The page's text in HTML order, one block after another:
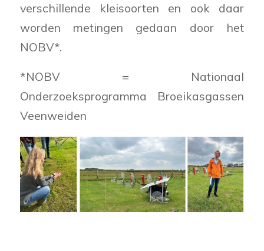
verschillende kleisoorten en ook daar
worden metingen gedaan door het
NOBV*.
*NOBV = Nationaal
Onderzoeksprogramma Broeikasgassen
Veenweiden